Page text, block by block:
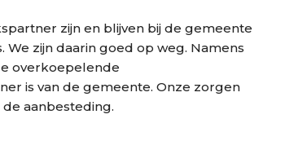
zijn en blijven bij de gemeente
zijn daarin goed op weg. Namens
overkoepelende
is van de gemeente. Onze zorgen
aanbesteding.